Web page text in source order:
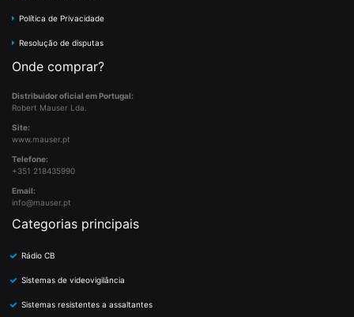
Política de Privacidade
Resolução de disputas
Onde comprar?
Distribuidor oficial em Portugal:
Robert Mauser Lda.
Site:
www.mauser.pt
Telefone:
+351 218435990
Email:
info@mauser.pt
Categorias principais
Rádio CB
Sistemas de videovigilância
Sistemas resistentes a assaltantes